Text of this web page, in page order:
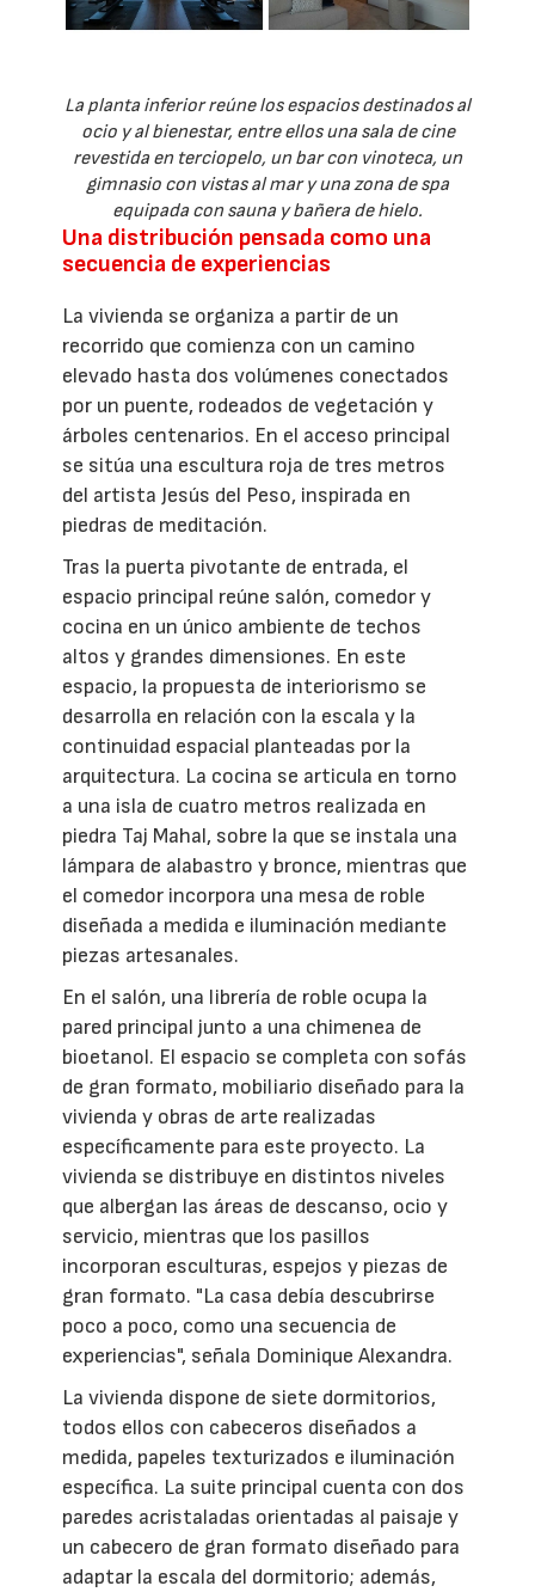
La planta inferior reúne los espacios destinados al
ocio y al bienestar, entre ellos una sala de cine
revestida en terciopelo, un bar con vinoteca, un
gimnasio con vistas al mar y una zona de spa
equipada con sauna y bañera de hielo.
Una distribución pensada como una
secuencia de experiencias
La vivienda se organiza a partir de un
recorrido que comienza con un camino
elevado hasta dos volúmenes conectados
por un puente, rodeados de vegetación y
árboles centenarios. En el acceso principal
se sitúa una escultura roja de tres metros
del artista Jesús del Peso, inspirada en
piedras de meditación.
Tras la puerta pivotante de entrada, el
espacio principal reúne salón, comedor y
cocina en un único ambiente de techos
altos y grandes dimensiones. En este
espacio, la propuesta de interiorismo se
desarrolla en relación con la escala y la
continuidad espacial planteadas por la
arquitectura. La cocina se articula en torno
a una isla de cuatro metros realizada en
piedra Taj Mahal, sobre la que se instala una
lámpara de alabastro y bronce, mientras que
el comedor incorpora una mesa de roble
diseñada a medida e iluminación mediante
piezas artesanales.
En el salón, una librería de roble ocupa la
pared principal junto a una chimenea de
bioetanol. El espacio se completa con sofás
de gran formato, mobiliario diseñado para la
vivienda y obras de arte realizadas
específicamente para este proyecto. La
vivienda se distribuye en distintos niveles
que albergan las áreas de descanso, ocio y
servicio, mientras que los pasillos
incorporan esculturas, espejos y piezas de
gran formato. "La casa debía descubrirse
poco a poco, como una secuencia de
experiencias", señala Dominique Alexandra.
La vivienda dispone de siete dormitorios,
todos ellos con cabeceros diseñados a
medida, papeles texturizados e iluminación
específica. La suite principal cuenta con dos
paredes acristaladas orientadas al paisaje y
un cabecero de gran formato diseñado para
adaptar la escala del dormitorio; además,